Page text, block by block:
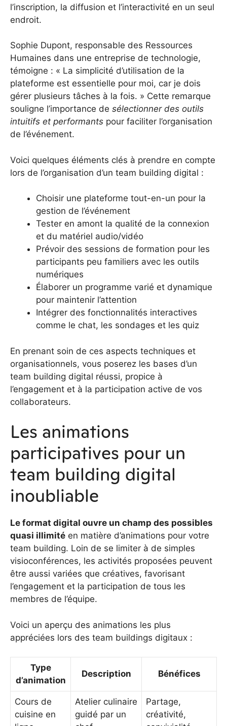
l’inscription, la diffusion et l’interactivité en un seul
endroit.
Sophie Dupont, responsable des Ressources
Humaines dans une entreprise de technologie,
témoigne : « La simplicité d’utilisation de la
plateforme est essentielle pour moi, car je dois
gérer plusieurs tâches à la fois. » Cette remarque
souligne l’importance de sélectionner des outils
intuitifs et performants pour faciliter l’organisation
de l’événement.
Voici quelques éléments clés à prendre en compte
lors de l’organisation d’un team building digital :
Choisir une plateforme tout-en-un pour la
gestion de l’événement
Tester en amont la qualité de la connexion
et du matériel audio/vidéo
Prévoir des sessions de formation pour les
participants peu familiers avec les outils
numériques
Élaborer un programme varié et dynamique
pour maintenir l’attention
Intégrer des fonctionnalités interactives
comme le chat, les sondages et les quiz
En prenant soin de ces aspects techniques et
organisationnels, vous poserez les bases d’un
team building digital réussi, propice à
l’engagement et à la participation active de vos
collaborateurs.
Les animations
participatives pour un
team building digital
inoubliable
Le format digital ouvre un champ des possibles
quasi illimité en matière d’animations pour votre
team building. Loin de se limiter à de simples
visioconférences, les activités proposées peuvent
être aussi variées que créatives, favorisant
l’engagement et la participation de tous les
membres de l’équipe.
Voici un aperçu des animations les plus
appréciées lors des team buildings digitaux :
Type
d’animation
Description Bénéfices
Cours de
cuisine en
Atelier culinaire
guidé par un
Partage,
créativité,